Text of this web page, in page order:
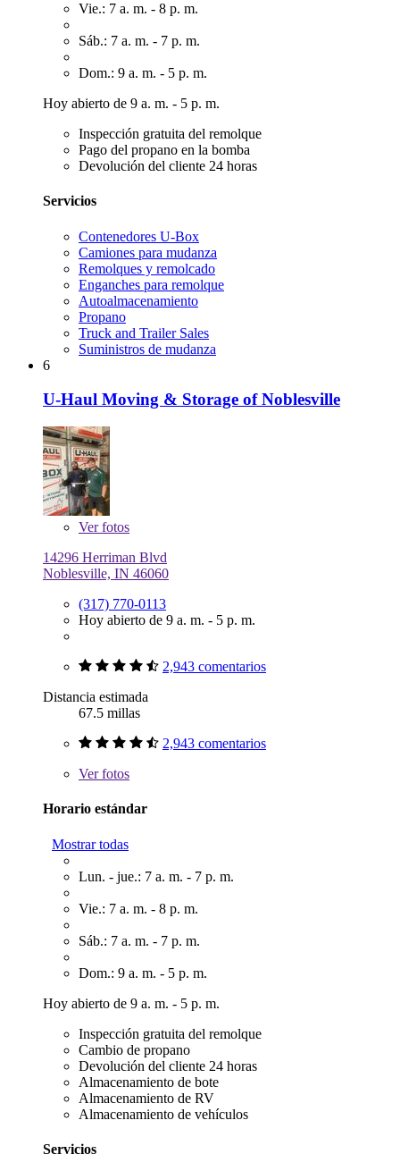
Vie.: 7 a. m. - 8 p. m.
Sáb.: 7 a. m. - 7 p. m.
Dom.: 9 a. m. - 5 p. m.
Hoy abierto de 9 a. m. - 5 p. m.
Inspección gratuita del remolque
Pago del propano en la bomba
Devolución del cliente 24 horas
Servicios
Contenedores U-Box
Camiones para mudanza
Remolques y remolcado
Enganches para remolque
Autoalmacenamiento
Propano
Truck and Trailer Sales
Suministros de mudanza
6
U-Haul Moving & Storage of Noblesville
Verfotos
14296 Herriman Blvd
Noblesville, IN 46060
(317) 770-0113
Hoy abierto de 9 a. m. - 5 p. m.
2,943 comentarios
Distancia estimada
67.5 millas
2,943 comentarios
Verfotos
Horario estándar
Mostrar todas
Lun. - jue.: 7 a. m. - 7 p. m.
Vie.: 7 a. m. - 8 p. m.
Sáb.: 7 a. m. - 7 p. m.
Dom.: 9 a. m. - 5 p. m.
Hoy abierto de 9 a. m. - 5 p. m.
Inspección gratuita del remolque
Cambio de propano
Devolución del cliente 24 horas
Almacenamiento de bote
Almacenamiento de RV
Almacenamiento de vehículos
Servicios